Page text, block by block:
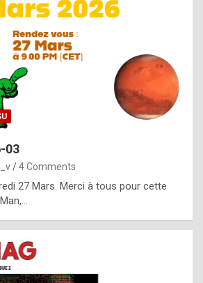
e
R
o
p
l
c
h
03
4 Comments
27 Mars. Merci à tous pour cette